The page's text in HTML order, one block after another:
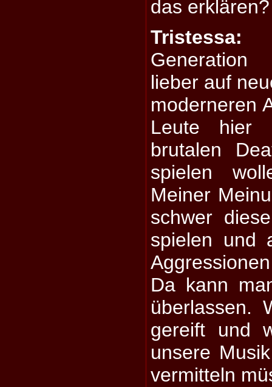
das erklären?
Tristessa:
lieber auf
moderneren
Leute hier
brutalen
spielen
Meiner
schwer
spielen und
Da kann
überlassen.
gereift und
unsere
vermitteln